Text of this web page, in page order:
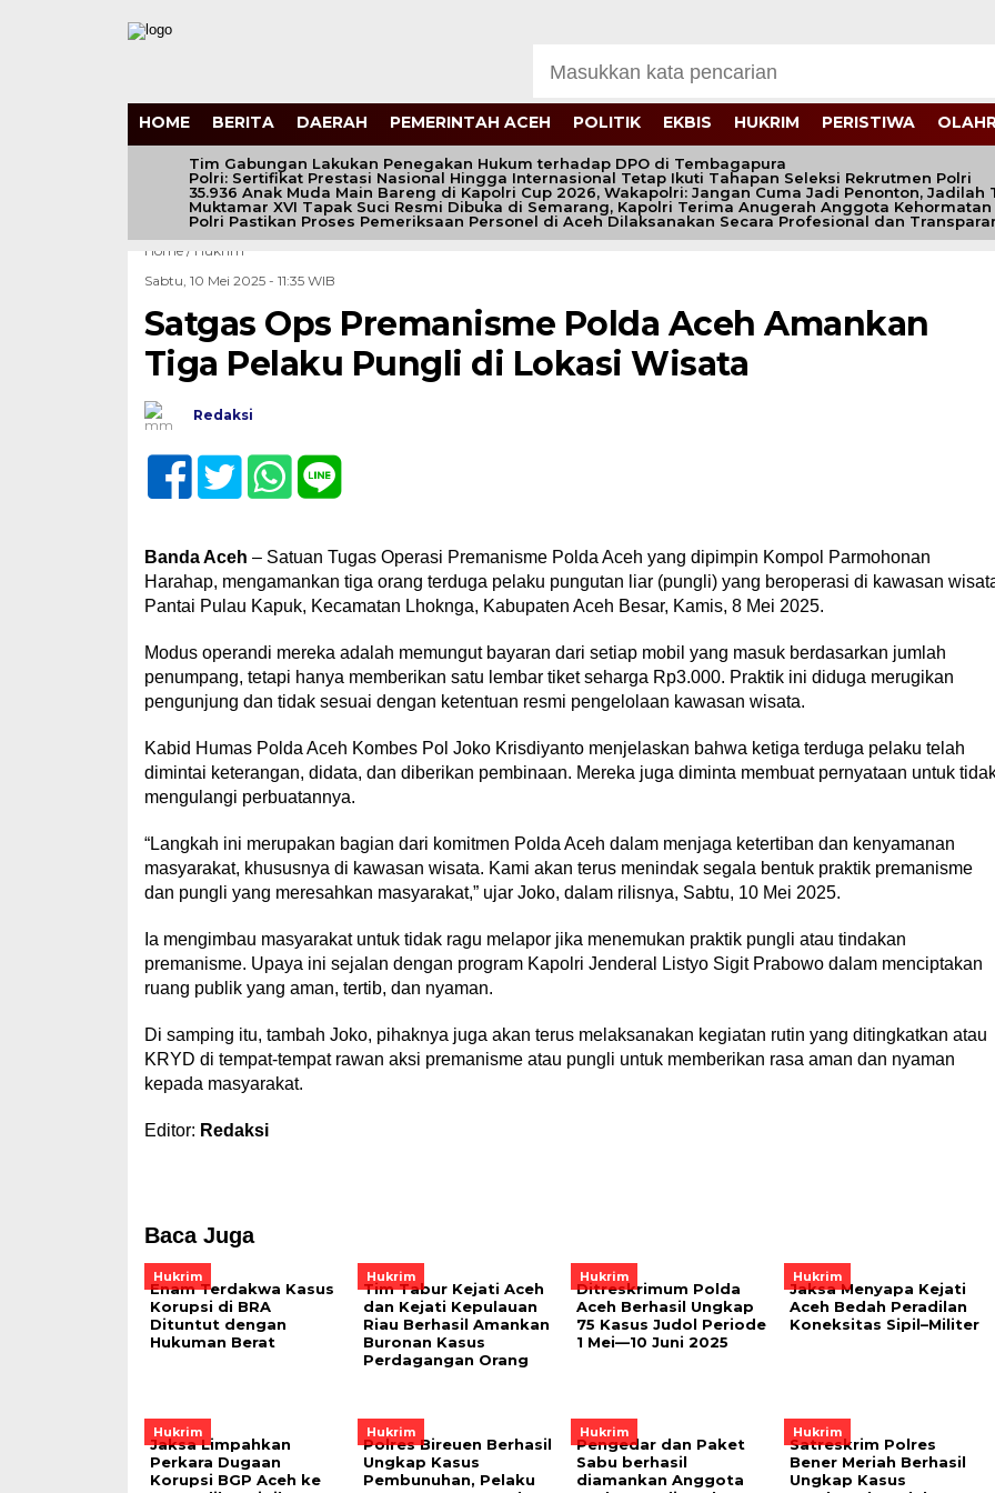
HOME BERITA DAERAH PEMERINTAH ACEH POLITIK EKBIS HUKRIM PERISTIWA
Tim Gabungan Lakukan Penegakan Hukum terhadap DPO di Tembagapura
Polri: Sertifikat Prestasi Nasional Hingga Internasional Tetap Ikuti Tahapan Seleksi Rekrutmen Polri
35.936 Anak Muda Main Bareng di Kapolri Cup 2026, Wakapolri: Jangan Cuma Jadi Penonton, Jadilah
Muktamar XVI Tapak Suci Resmi Dibuka di Semarang, Kapolri Terima Anugerah Anggota Kehormatan
Polri Pastikan Proses Pemeriksaan Personel di Aceh Dilaksanakan Secara Profesional dan
Home / Hukrim
Sabtu, 10 Mei 2025 - 11:35 WIB
Satgas Ops Premanisme Polda Aceh Amankan
Tiga Pelaku Pungli di Lokasi Wisata
Redaksi
Banda Aceh – Satuan Tugas Operasi Premanisme Polda Aceh yang dipimpin Kompol Parmohonan
Harahap, mengamankan tiga orang terduga pelaku pungutan liar (pungli) yang beroperasi di kawasan
Pantai Pulau Kapuk, Kecamatan Lhoknga, Kabupaten Aceh Besar, Kamis, 8 Mei 2025.
Modus operandi mereka adalah memungut bayaran dari setiap mobil yang masuk berdasarkan jumlah
penumpang, tetapi hanya memberikan satu lembar tiket seharga Rp3.000. Praktik ini diduga merugikan
pengunjung dan tidak sesuai dengan ketentuan resmi pengelolaan kawasan wisata.
Kabid Humas Polda Aceh Kombes Pol Joko Krisdiyanto menjelaskan bahwa ketiga terduga pelaku telah
dimintai keterangan, didata, dan diberikan pembinaan. Mereka juga diminta membuat pernyataan untuk
mengulangi perbuatannya.
“Langkah ini merupakan bagian dari komitmen Polda Aceh dalam menjaga ketertiban dan kenyamanan
masyarakat, khususnya di kawasan wisata. Kami akan terus menindak segala bentuk praktik premanisme
dan pungli yang meresahkan masyarakat,” ujar Joko, dalam rilisnya, Sabtu, 10 Mei 2025.
Ia mengimbau masyarakat untuk tidak ragu melapor jika menemukan praktik pungli atau tindakan
premanisme. Upaya ini sejalan dengan program Kapolri Jenderal Listyo Sigit Prabowo dalam menciptakan
ruang publik yang aman, tertib, dan nyaman.
Di samping itu, tambah Joko, pihaknya juga akan terus melaksanakan kegiatan rutin yang ditingkatkan atau
KRYD di tempat-tempat rawan aksi premanisme atau pungli untuk memberikan rasa aman dan nyaman
kepada masyarakat.
Editor: Redaksi
Baca Juga
Hukrim
Enam Terdakwa Kasus
Korupsi di BRA
Dituntut dengan
Hukuman Berat
Hukrim
Tim Tabur Kejati Aceh
dan Kejati Kepulauan
Riau Berhasil Amankan
Buronan Kasus
Perdagangan Orang
Hukrim
Ditreskrimum Polda
Aceh Berhasil Ungkap
75 Kasus Judol Periode
1 Mei—10 Juni 2025
Hukrim
Jaksa Menyapa Kejati
Aceh Bedah Peradilan
Koneksitas Sipil–Militer
Hukrim
Jaksa Limpahkan
Perkara Dugaan
Korupsi BGP Aceh ke
Hukrim
Polres Bireuen Berhasil
Ungkap Kasus
Pembunuhan, Pelaku
Hukrim
Pengedar dan Paket
Sabu berhasil
diamankan Anggota
Hukrim
Satreskrim Polres
Bener Meriah Berhasil
Ungkap Kasus